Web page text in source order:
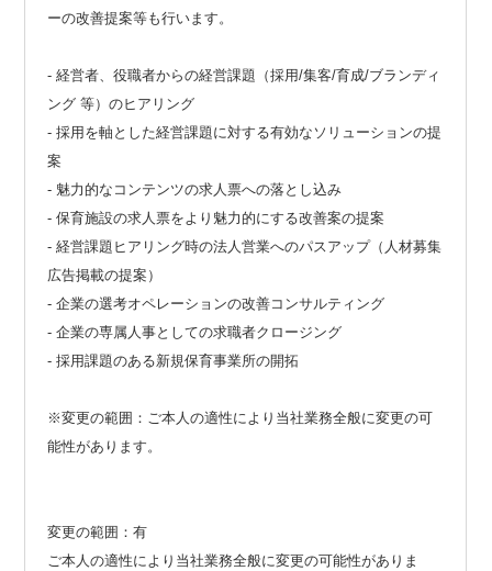
ーの改善提案等も行います。
- 経営者、役職者からの経営課題（採用/集客/育成/ブランディ
ング 等）のヒアリング
- 採用を軸とした経営課題に対する有効なソリューションの提
案
- 魅力的なコンテンツの求人票への落とし込み
- 保育施設の求人票をより魅力的にする改善案の提案
- 経営課題ヒアリング時の法人営業へのパスアップ（人材募集
広告掲載の提案）
- 企業の選考オペレーションの改善コンサルティング
- 企業の専属人事としての求職者クロージング
- 採用課題のある新規保育事業所の開拓
※変更の範囲：ご本人の適性により当社業務全般に変更の可
能性があります。
変更の範囲：有
ご本人の適性により当社業務全般に変更の可能性がありま